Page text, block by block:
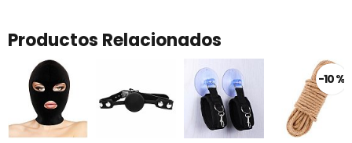
Productos Relacionados
-10 %